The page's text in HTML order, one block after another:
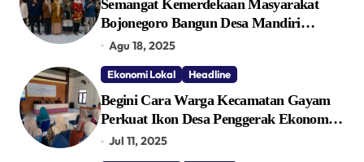
Semangat Kemerdekaan Masyarakat
Bojonegoro Bangun Desa Mandiri
Ekonomi
Agu 18, 2025
Ekonomi Lokal Headline
Begini Cara Warga Kecamatan Gayam
Perkuat Ikon Desa Penggerak Ekonomi
Lokal Melalui TPID
Jul 11, 2025